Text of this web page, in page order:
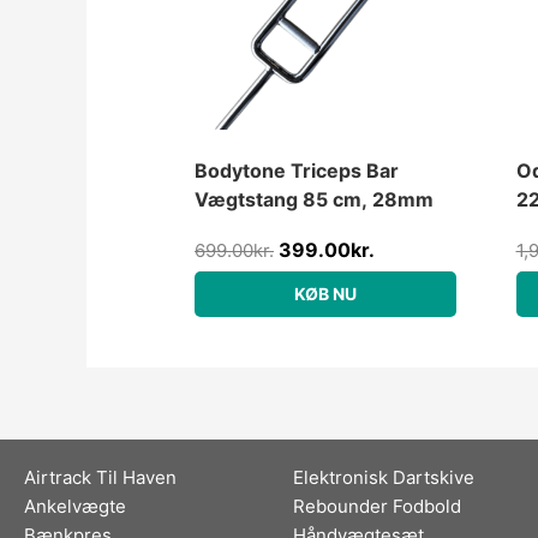
Bodytone Triceps Bar
Vægtstang 85 cm, 28mm
699.00kr. 399.00kr.
KØB NU
Airtrack Til Haven
Ankelvægte
Elektronisk Dartskive
Rebounder Fodbold